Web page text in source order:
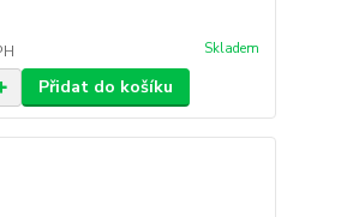
Skladem
Přidat do košíku